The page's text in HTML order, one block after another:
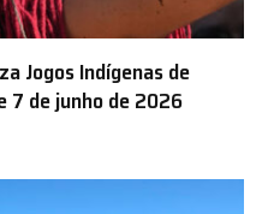
Jogos Indígenas de
7 de junho de 2026